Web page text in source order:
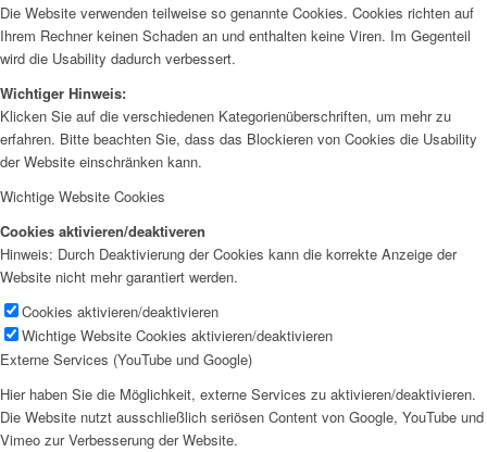
Die Website verwenden teilweise so genannte Cookies. Cookies richten auf
Ihrem Rechner keinen Schaden an und enthalten keine Viren. Im Gegenteil
wird die Usability dadurch verbessert.
Wichtiger Hinweis:
Klicken Sie auf die verschiedenen Kategorienüberschriften, um mehr zu
erfahren. Bitte beachten Sie, dass das Blockieren von Cookies die Usability
der Website einschränken kann.
Wichtige Website Cookies
Cookies aktivieren/deaktiveren
Hinweis: Durch Deaktivierung der Cookies kann die korrekte Anzeige der
Website nicht mehr garantiert werden.
Cookies aktivieren/deaktivieren
Wichtige Website Cookies aktivieren/deaktivieren
Externe Services (YouTube und Google)
Hier haben Sie die Möglichkeit, externe Services zu aktivieren/deaktivieren.
Die Website nutzt ausschließlich seriösen Content von Google, YouTube und
Vimeo zur Verbesserung der Website.